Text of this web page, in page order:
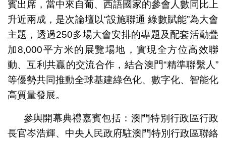
賓出席，當中來自葡、西語國家的參會人數同比上
升近兩成，是次論壇以“設施聯通 綠數賦能”為大會
主題，透過250多場大會安排的專題及配套活動疊
加8,000平方米的展覽場地，實現全方位高效聯
動、互利共贏的交流合作，結合澳門“精準聯繫人”
等優勢共同推動全球基建綠色化、數字化、智能化
高質量發展。
參與開幕典禮嘉賓包括：澳門特別行政區行政
長官岑浩輝、中央人民政府駐澳門特別行政區聯絡